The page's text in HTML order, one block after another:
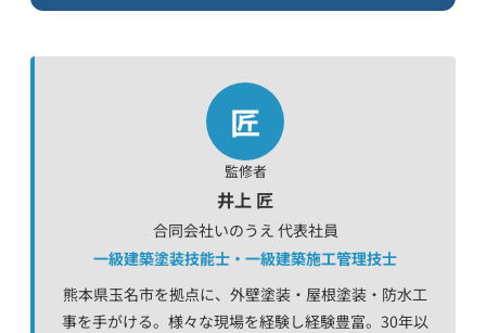
匠
監修者
井上 匠
合同会社いのうえ 代表社員
一級建築塗装技能士・一級建築施工管理技士
熊本県玉名市を拠点に、外壁塗装・屋根塗装・防水工
事を手がける。様々な現場を経験し経験豊富。30年以